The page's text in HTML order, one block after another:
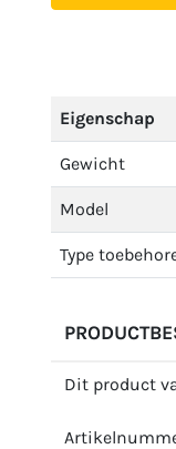
Eigenschap
Gewicht
Model
Type
Dit product